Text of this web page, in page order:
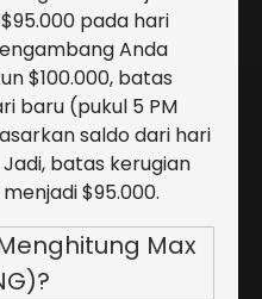
pada hari
Anda
$100.000, batas
baru (pukul 5 PM
saldo dari hari
batas kerugian
$95.000.
Max